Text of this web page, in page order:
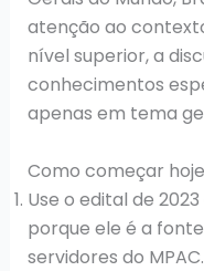
atenção ao
nível superior, a
conhecimentos
apenas em tema
Como começar hoje
Use o edital de
porque ele é a
servidores do MPAC.